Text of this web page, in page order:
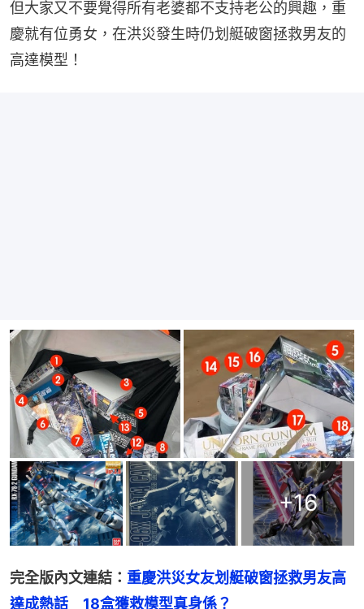
但大家又不要覺得所有老婆都不支持老公的興趣，重
慶就有位勇女，在洪災發生時仍划艇破窗拯救男友的
高達模型！
+16
完全版內文連結： 重慶洪災女友划艇破窗拯救男友高
達成熱話　18盒獲救模型真身係？